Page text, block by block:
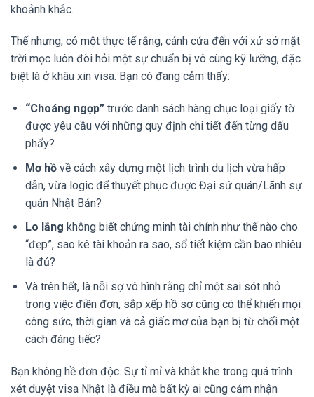
khoảnh khắc.
Thế nhưng, có một thực tế rằng, cánh cửa đến với xứ sở mặt
trời mọc luôn đòi hỏi một sự chuẩn bị vô cùng kỹ lưỡng, đặc
biệt là ở khâu xin visa. Bạn có đang cảm thấy:
“Choáng ngợp”trước danh sách hàng chục loại giấy tờ
được yêu cầu với những quy định chi tiết đến từng dấu
phẩy?
Mơ hồvề cách xây dựng một lịch trình du lịch vừa hấp
dẫn, vừa logic để thuyết phục được Đại sứ quán/Lãnh sự
quán Nhật Bản?
Lo lắng không biết chứng minh tài chính như thế nào cho
“đẹp”, sao kê tài khoản ra sao, sổ tiết kiệm cần bao nhiêu
là đủ?
Và trên hết, là nỗi sợ vô hình rằng chỉ một sai sót nhỏ
trong việc điền đơn, sắp xếp hồ sơ cũng có thể khiến mọi
công sức, thời gian và cả giấc mơ của bạn bị từ chối một
cách đáng tiếc?
Bạn không hề đơn độc. Sự tỉ mỉ và khắt khe trong quá trình
xét duyệt visa Nhật là điều mà bất kỳ ai cũng cảm nhận